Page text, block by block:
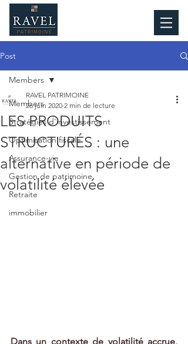
Post
Members
Stratégies d'investissement
Optimisation fiscale
Assurance-vie
Gestion de patrimoine
Retraite
immobilier
Members
LES PRODUITS
STRUCTURÉS : une
alternative en période de
volatilité élevée
RAVEL PATRIMOINE
26 juin 2020 2 min de lecture
Dans un contexte de volatilité accrue,